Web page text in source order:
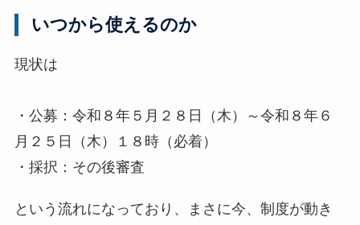
いつから使えるのか
現状は
・公募：令和８年５月２８日（木）～令和８年６
月２５日（木）１８時（必着）
・採択：その後審査
という流れになっており、まさに今、制度が動き